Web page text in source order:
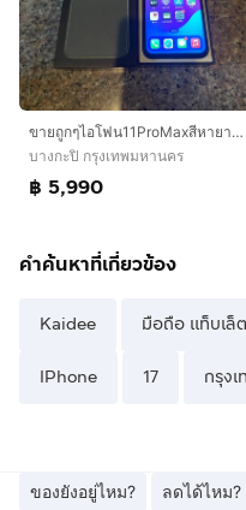
ขายถูกๆไอโฟน11ProMaxสีหายากMinight Green64กิ๊กมีกล่องอีมี่ตรงสภาพสวยมากใช้งานดีสูนTrueถูกๆ
บางกะปิ กรุงเทพมหานคร
฿ 5,990
คำค้นหาที่เกี่ยวข้อง
Kaidee มือถือ แท็บเล็ต
IPhone 17 กรุง
ของยังอยู่ไหม? ลดได้ไหม?